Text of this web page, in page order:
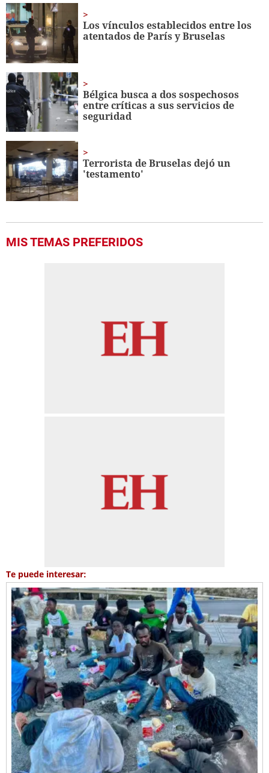
minute,
19
seconds
Los vínculos establecidos entre los
atentados de París y Bruselas
Bélgica busca a dos sospechosos
entre críticas a sus servicios de
seguridad
Terrorista de Bruselas dejó un
'testamento'
MIS TEMAS PREFERIDOS
Te puede interesar: